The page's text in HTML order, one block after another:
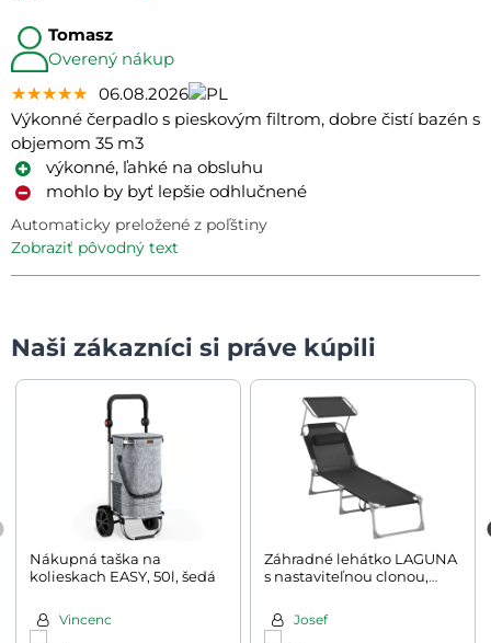
Tomasz
Overený nákup
★★★★★
★★★★★
★★★★★ 06.08.2026
Výkonné čerpadlo s pieskovým filtrom, dobre čistí bazén s
objemom 35 m3
výkonné, ľahké na obsluhu
mohlo by byť lepšie odhlučnené
Automaticky preložené z poľštiny
zobraziť pôvodný text
Naši zákazníci si práve kúpili
Nákupná taška na
kolieskach EASY, 50l, šedá
Vincenc
Záhradné lehátko LAGUNA
s nastaviteľnou clonou,
Josef